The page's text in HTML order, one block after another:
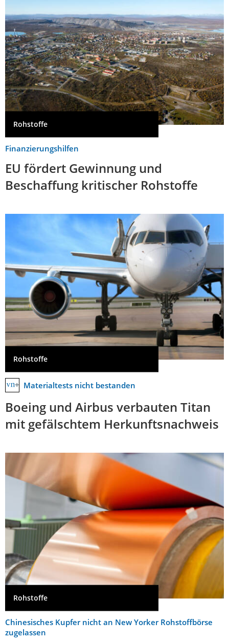
Rohstoffe
Finanzierungshilfen
EU fördert Gewinnung und
Beschaffung kritischer Rohstoffe
Rohstoffe
Materialtests nicht bestanden
Boeing und Airbus verbauten Titan
mit gefälschtem Herkunftsnachweis
Rohstoffe
Chinesisches Kupfer nicht an New Yorker Rohstoffbörse
zugelassen